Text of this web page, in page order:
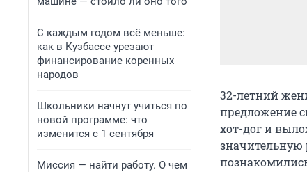
С каждым годом всё меньше:
как в Кузбассе урезают
финансирование коренных
народов
Школьники начнут учиться по
новой программе: что
изменится с 1 сентября
Миссия — найти работу. О чем
32-летний
предложение
хот-дог и
значительную